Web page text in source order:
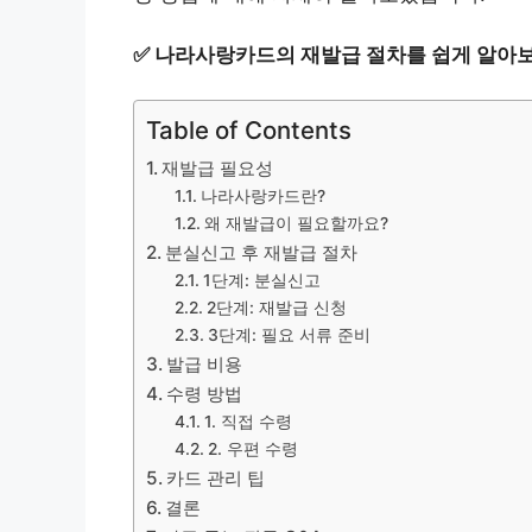
✅ 나라사랑카드의 재발급 절차를 쉽게 알아
Table of Contents
재발급 필요성
나라사랑카드란?
왜 재발급이 필요할까요?
분실신고 후 재발급 절차
1단계: 분실신고
2단계: 재발급 신청
3단계: 필요 서류 준비
발급 비용
수령 방법
1. 직접 수령
2. 우편 수령
카드 관리 팁
결론